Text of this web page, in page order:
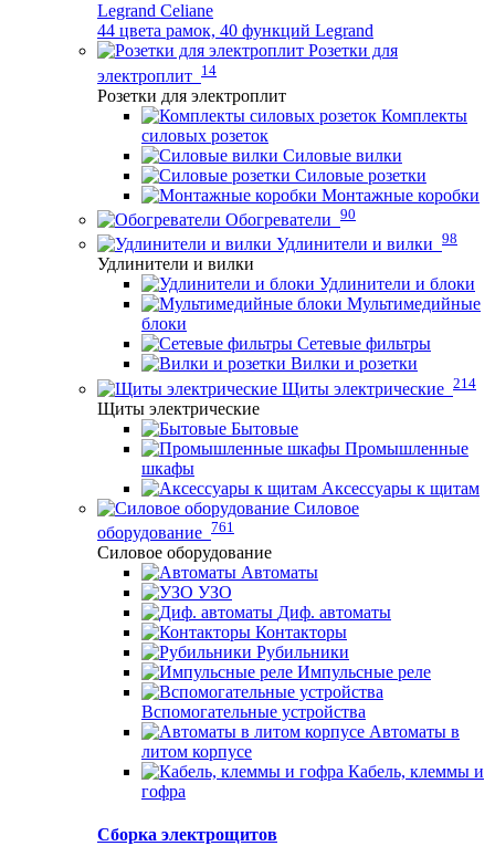
Legrand Celiane
44 цвета рамок, 40 функций Legrand
Розетки для
электроплит 14
Розетки для электроплит
Комплекты
силовых розеток
Силовые вилки
Силовые розетки
Монтажные коробки
Обогреватели 90
Удлинители и вилки 98
Удлинители и вилки
Удлинители и блоки
Мультимедийные
блоки
Сетевые фильтры
Вилки и розетки
Щиты электрические 214
Щиты электрические
Бытовые
Промышленные
шкафы
Аксессуары к щитам
Силовое
оборудование 761
Силовое оборудование
Автоматы
УЗО
Диф. автоматы
Контакторы
Рубильники
Импульсные реле
Вспомогательные устройства
Автоматы в
литом корпусе
Кабель, клеммы и
гофра
Сборка электрощитов